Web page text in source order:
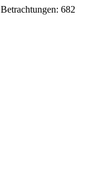
Betrachtungen: 682